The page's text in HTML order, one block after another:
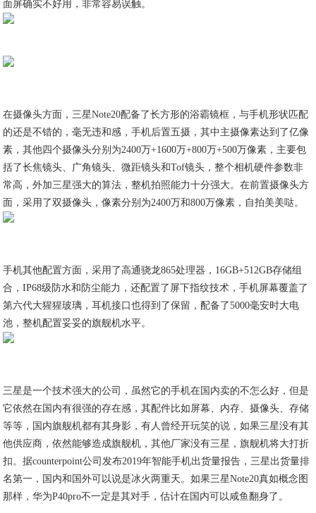
面屏确实不好用，非常容易误触。
在摄像头方面，三星Note20配备了长方形的浴霸镜框，与手机形状匹配
的还是不错的，毫无违和感，手机后置五摄，其中主摄像素达到了亿像
素，其他四个摄像头分别为2400万+1600万+800万+500万像素，主要包
括了长焦镜头、广角镜头、微距镜头和Tof镜头，整个相机硬件参数非
常高，外加三星强大的算法，整机拍照能力十分强大。在前置摄像头方
面，采用了双摄像头，像素分别为2400万和800万像素，自拍美美哒。
手机其他配置方面，采用了高通骁龙865处理器，16GB+512GB存储组
合，IP68级防水和防尘能力，还配置了屏下指纹技术，手机屏幕覆盖了
第六代大猩猩玻璃，耳机接口也得到了保留，配备了5000毫安时大电
池，整机配置妥妥的旗舰机水平。
三星是一个技术强大的公司，虽然它的手机在国内卖的不怎么好，但是
它依然在国内有很强的存在感，其配件比如屏幕、内存、摄像头、存储
等等，国内旗舰机都有其身影，有人曾经开玩笑的说，如果三星没有其
他供应商​，依然能够造成旗舰机，其他厂家没有三星，旗舰机将大打折
扣。据counterpoint公司发布2019年智能手机出货量报告，三星出货量排
名第一，国内和国外可以说是冰火两重天。如果三星Note20真如概念图
那样，华为P40pro不一定是其对手，估计在国内可以咸鱼翻身了。